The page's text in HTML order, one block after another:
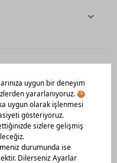
Hemen İndir!